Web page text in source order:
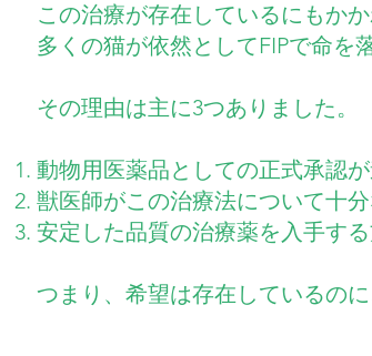
この治療が存在しているにもかか
多くの猫が依然としてFIPで命を
その理由は主に3つありました。
動物用医薬品としての正式承認
獣医師がこの治療法について十
安定した品質の治療薬を入手す
つまり、希望は存在しているの